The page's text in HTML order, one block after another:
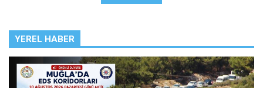
YEREL HABER